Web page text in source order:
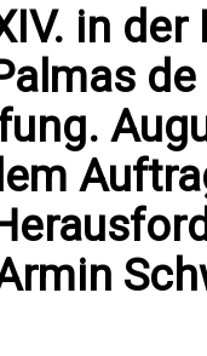
in der